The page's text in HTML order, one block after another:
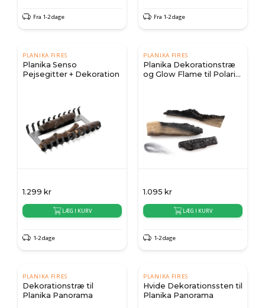
Fra 1-2 dage Fra 1-2 dage
PLANIKA FIRES
Planika Senso
Pejsegitter + Dekoration
1.299 kr
LÆG I KURV
1-2 dage
PLANIKA FIRES
Planika Dekorationstræ
og Glow Flame til Polaris,
1.095 kr
LÆG I KURV
1-2 dage
PLANIKA FIRES
Dekorationstræ til
Planika Panorama
PLANIKA FIRES
Hvide Dekorationssten til
Planika Panorama